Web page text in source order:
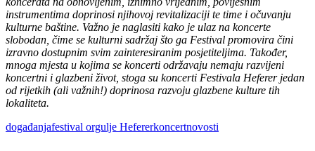
instrumentima doprinosi njihovoj revitalizaciji te time i očuvanju
kulturne baštine. Važno je naglasiti kako je ulaz na koncerte
slobodan, čime se kulturni sadržaj što ga Festival promovira čini
izravno dostupnim svim zainteresiranim posjetiteljima. Također,
mnoga mjesta u kojima se koncerti održavaju nemaju razvijeni
koncertni i glazbeni život, stoga su koncerti Festivala Heferer jedan
od rijetkih (ali važnih!) doprinosa razvoju glazbene kulture tih
lokaliteta.
Tags:
događanjafestival orgulje Hefererkoncertnovosti